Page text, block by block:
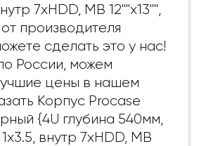
7xHDD, MB 12""x13"",
производителя
сделать это у нас!
России, можем
цены в нашем
Корпус Procase
{4U глубина 540мм,
внутр 7xHDD, MB